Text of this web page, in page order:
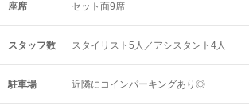
座席 セット面9席
スタッフ数 スタイリスト5人／アシスタント4人
駐車場 近隣にコインパーキングあり◎